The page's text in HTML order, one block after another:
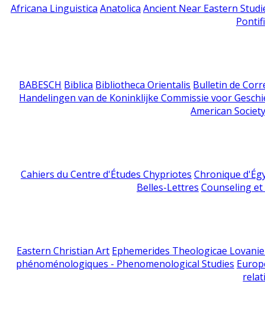
Africana Linguistica Anatolica Ancient Near Eastern
BABESCH Biblica Bibliotheca Orientalis Bulletin de
Handelingen van de Koninklijke Commissie voor
American
Cahiers du Centre d'Études Chypriotes Chronique
Belles-Lettres Counseling
Eastern Christian Art Ephemerides Theologicae
phénoménologiques - Phenomenological Studies